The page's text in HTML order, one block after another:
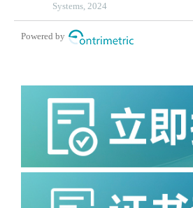
attention
Systems, 2024
Powered by